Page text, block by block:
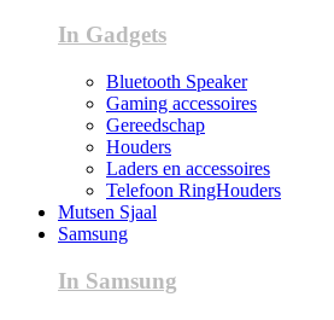
In Gadgets
Bluetooth Speaker
Gaming accessoires
Gereedschap
Houders
Laders en accessoires
Telefoon RingHouders
Mutsen Sjaal
Samsung
In Samsung